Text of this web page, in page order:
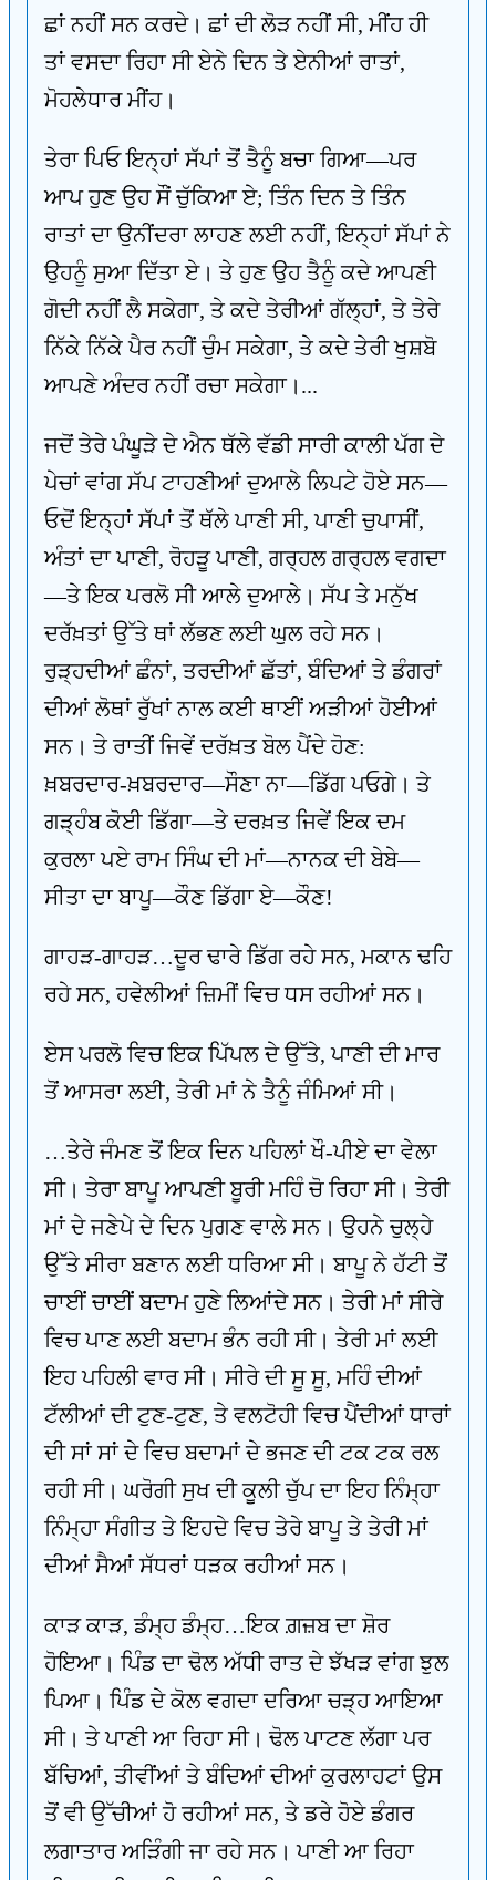
ਛਾਂ ਨਹੀਂ ਸਨ ਕਰਦੇ। ਛਾਂ ਦੀ ਲੋੜ ਨਹੀਂ ਸੀ, ਮੀਂਹ ਹੀ
ਤਾਂ ਵਸਦਾ ਰਿਹਾ ਸੀ ਏਨੇ ਦਿਨ ਤੇ ਏਨੀਆਂ ਰਾਤਾਂ,
ਮੋਹਲੇਧਾਰ ਮੀਂਹ।
ਤੇਰਾ ਪਿਓ ਇਨ੍ਹਾਂ ਸੱਪਾਂ ਤੋਂ ਤੈਨੂੰ ਬਚਾ ਗਿਆ—ਪਰ
ਆਪ ਹੁਣ ਉਹ ਸੌਂ ਚੁੱਕਿਆ ਏ; ਤਿੰਨ ਦਿਨ ਤੇ ਤਿੰਨ
ਰਾਤਾਂ ਦਾ ਉਨੀਂਦਰਾ ਲਾਹਣ ਲਈ ਨਹੀਂ, ਇਨ੍ਹਾਂ ਸੱਪਾਂ ਨੇ
ਉਹਨੂੰ ਸੁਆ ਦਿੱਤਾ ਏ। ਤੇ ਹੁਣ ਉਹ ਤੈਨੂੰ ਕਦੇ ਆਪਣੀ
ਗੋਦੀ ਨਹੀਂ ਲੈ ਸਕੇਗਾ, ਤੇ ਕਦੇ ਤੇਰੀਆਂ ਗੱਲ੍ਹਾਂ, ਤੇ ਤੇਰੇ
ਨਿੱਕੇ ਨਿੱਕੇ ਪੈਰ ਨਹੀਂ ਚੁੰਮ ਸਕੇਗਾ, ਤੇ ਕਦੇ ਤੇਰੀ ਖੁਸ਼ਬੋ
ਆਪਣੇ ਅੰਦਰ ਨਹੀਂ ਰਚਾ ਸਕੇਗਾ।...
ਜਦੋਂ ਤੇਰੇ ਪੰਘੂੜੇ ਦੇ ਐਨ ਥੱਲੇ ਵੱਡੀ ਸਾਰੀ ਕਾਲੀ ਪੱਗ ਦੇ
ਪੇਚਾਂ ਵਾਂਗ ਸੱਪ ਟਾਹਣੀਆਂ ਦੁਆਲੇ ਲਿਪਟੇ ਹੋਏ ਸਨ—
ਓਦੋਂ ਇਨ੍ਹਾਂ ਸੱਪਾਂ ਤੋਂ ਥੱਲੇ ਪਾਣੀ ਸੀ, ਪਾਣੀ ਚੁਪਾਸੀਂ,
ਅੰਤਾਂ ਦਾ ਪਾਣੀ, ਰੋਹੜੂ ਪਾਣੀ, ਗਰ੍ਹਲ ਗਰ੍ਹਲ ਵਗਦਾ
—ਤੇ ਇਕ ਪਰਲੋ ਸੀ ਆਲੇ ਦੁਆਲੇ। ਸੱਪ ਤੇ ਮਨੁੱਖ
ਦਰੱਖ਼ਤਾਂ ਉੱਤੇ ਥਾਂ ਲੱਭਣ ਲਈ ਘੁਲ ਰਹੇ ਸਨ।
ਰੁੜ੍ਹਦੀਆਂ ਛੰਨਾਂ, ਤਰਦੀਆਂ ਛੱਤਾਂ, ਬੰਦਿਆਂ ਤੇ ਡੰਗਰਾਂ
ਦੀਆਂ ਲੋਥਾਂ ਰੁੱਖਾਂ ਨਾਲ ਕਈ ਥਾਈਂ ਅੜੀਆਂ ਹੋਈਆਂ
ਸਨ। ਤੇ ਰਾਤੀਂ ਜਿਵੇਂ ਦਰੱਖ਼ਤ ਬੋਲ ਪੈਂਦੇ ਹੋਣ:
ਖ਼ਬਰਦਾਰ-ਖ਼ਬਰਦਾਰ—ਸੌਣਾ ਨਾ—ਡਿੱਗ ਪਓਗੇ। ਤੇ
ਗੜ੍ਹੰਬ ਕੋਈ ਡਿੱਗਾ—ਤੇ ਦਰਖ਼ਤ ਜਿਵੇਂ ਇਕ ਦਮ
ਕੁਰਲਾ ਪਏ ਰਾਮ ਸਿੰਘ ਦੀ ਮਾਂ—ਨਾਨਕ ਦੀ ਬੇਬੇ—
ਸੀਤਾ ਦਾ ਬਾਪੂ—ਕੌਣ ਡਿੱਗਾ ਏ—ਕੌਣ!
ਗਾਹੜ-ਗਾਹੜ…ਦੂਰ ਢਾਰੇ ਡਿੱਗ ਰਹੇ ਸਨ, ਮਕਾਨ ਢਹਿ
ਰਹੇ ਸਨ, ਹਵੇਲੀਆਂ ਜ਼ਿਮੀਂ ਵਿਚ ਧਸ ਰਹੀਆਂ ਸਨ।
ਏਸ ਪਰਲੋ ਵਿਚ ਇਕ ਪਿੱਪਲ ਦੇ ਉੱਤੇ, ਪਾਣੀ ਦੀ ਮਾਰ
ਤੋਂ ਆਸਰਾ ਲਈ, ਤੇਰੀ ਮਾਂ ਨੇ ਤੈਨੂੰ ਜੰਮਿਆਂ ਸੀ।
…ਤੇਰੇ ਜੰਮਣ ਤੋਂ ਇਕ ਦਿਨ ਪਹਿਲਾਂ ਖੌ-ਪੀਏ ਦਾ ਵੇਲਾ
ਸੀ। ਤੇਰਾ ਬਾਪੂ ਆਪਣੀ ਬੂਰੀ ਮਹਿੰ ਚੋ ਰਿਹਾ ਸੀ। ਤੇਰੀ
ਮਾਂ ਦੇ ਜਣੇਪੇ ਦੇ ਦਿਨ ਪੁਗਣ ਵਾਲੇ ਸਨ। ਉਹਨੇ ਚੁਲ੍ਹੇ
ਉੱਤੇ ਸੀਰਾ ਬਣਾਨ ਲਈ ਧਰਿਆ ਸੀ। ਬਾਪੂ ਨੇ ਹੱਟੀ ਤੋਂ
ਚਾਈਂ ਚਾਈਂ ਬਦਾਮ ਹੁਣੇ ਲਿਆਂਦੇ ਸਨ। ਤੇਰੀ ਮਾਂ ਸੀਰੇ
ਵਿਚ ਪਾਣ ਲਈ ਬਦਾਮ ਭੰਨ ਰਹੀ ਸੀ। ਤੇਰੀ ਮਾਂ ਲਈ
ਇਹ ਪਹਿਲੀ ਵਾਰ ਸੀ। ਸੀਰੇ ਦੀ ਸੂ ਸੂ, ਮਹਿੰ ਦੀਆਂ
ਟੱਲੀਆਂ ਦੀ ਟੁਣ-ਟੁਣ, ਤੇ ਵਲਟੋਹੀ ਵਿਚ ਪੈਂਦੀਆਂ ਧਾਰਾਂ
ਦੀ ਸਾਂ ਸਾਂ ਦੇ ਵਿਚ ਬਦਾਮਾਂ ਦੇ ਭਜਣ ਦੀ ਟਕ ਟਕ ਰਲ
ਰਹੀ ਸੀ। ਘਰੋਗੀ ਸੁਖ ਦੀ ਕੂਲੀ ਚੁੱਪ ਦਾ ਇਹ ਨਿੰਮ੍ਹਾ
ਨਿੰਮ੍ਹਾ ਸੰਗੀਤ ਤੇ ਇਹਦੇ ਵਿਚ ਤੇਰੇ ਬਾਪੂ ਤੇ ਤੇਰੀ ਮਾਂ
ਦੀਆਂ ਸੈਆਂ ਸੱਧਰਾਂ ਧੜਕ ਰਹੀਆਂ ਸਨ।
ਕਾੜ ਕਾੜ, ਡੰਮ੍ਹ ਡੰਮ੍ਹ…ਇਕ ਗ਼ਜ਼ਬ ਦਾ ਸ਼ੋਰ
ਹੋਇਆ। ਪਿੰਡ ਦਾ ਢੋਲ ਅੱਧੀ ਰਾਤ ਦੇ ਝੱਖੜ ਵਾਂਗ ਝੁਲ
ਪਿਆ। ਪਿੰਡ ਦੇ ਕੋਲ ਵਗਦਾ ਦਰਿਆ ਚੜ੍ਹ ਆਇਆ
ਸੀ। ਤੇ ਪਾਣੀ ਆ ਰਿਹਾ ਸੀ। ਢੋਲ ਪਾਟਣ ਲੱਗਾ ਪਰ
ਬੱਚਿਆਂ, ਤੀਵੀਂਆਂ ਤੇ ਬੰਦਿਆਂ ਦੀਆਂ ਕੁਰਲਾਹਟਾਂ ਉਸ
ਤੋਂ ਵੀ ਉੱਚੀਆਂ ਹੋ ਰਹੀਆਂ ਸਨ, ਤੇ ਡਰੇ ਹੋਏ ਡੰਗਰ
ਲਗਾਤਾਰ ਅੜਿੰਗੀ ਜਾ ਰਹੇ ਸਨ। ਪਾਣੀ ਆ ਰਿਹਾ